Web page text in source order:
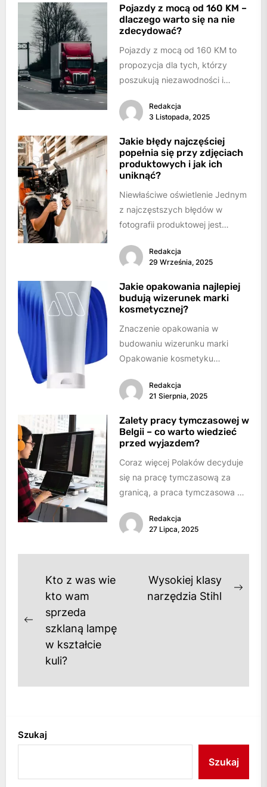
zastosowaniu trwałych
systemów identyfikacji...
Pojazdy z mocą od 160 KM –
dlaczego warto się na nie
zdecydować?
Pojazdy z mocą od 160 KM to
propozycja dla tych, którzy
poszukują niezawodności i
przede wszystkim wydajności...
Redakcja
3 Listopada, 2025
Jakie błędy najczęściej
popełnia się przy zdjęciach
produktowych i jak ich
uniknąć?
Niewłaściwe oświetlenie Jednym
z najczęstszych błędów w
fotografii produktowej jest
ciemne zdjęcia sprawiają, że
produkt wygląda nieatrakcyjnie
i...
Redakcja
29 Września, 2025
Jakie opakowania najlepiej
budują wizerunek marki
kosmetycznej?
Znaczenie opakowania w
budowaniu wizerunku marki
Opakowanie kosmetyku
kreowaniu wizerunku
marki.Najlepiej budują go
produkty, które łączą...
Redakcja
21 Sierpnia, 2025
Zalety pracy tymczasowej w
Belgii – co warto wiedzieć
przed wyjazdem?
Coraz więcej Polaków decyduje
się na pracę tymczasową za
granicą, a praca tymczasowa w
popularna....
Redakcja
27 Lipca, 2025
Nawigacja
wpisu
Previous
post:
Kto z was wie
kto wam
sprzeda
szklaną lampę
w kształcie
kuli?
Wysokiej klasy
narzędzia Stihl
Szukaj
Szukaj